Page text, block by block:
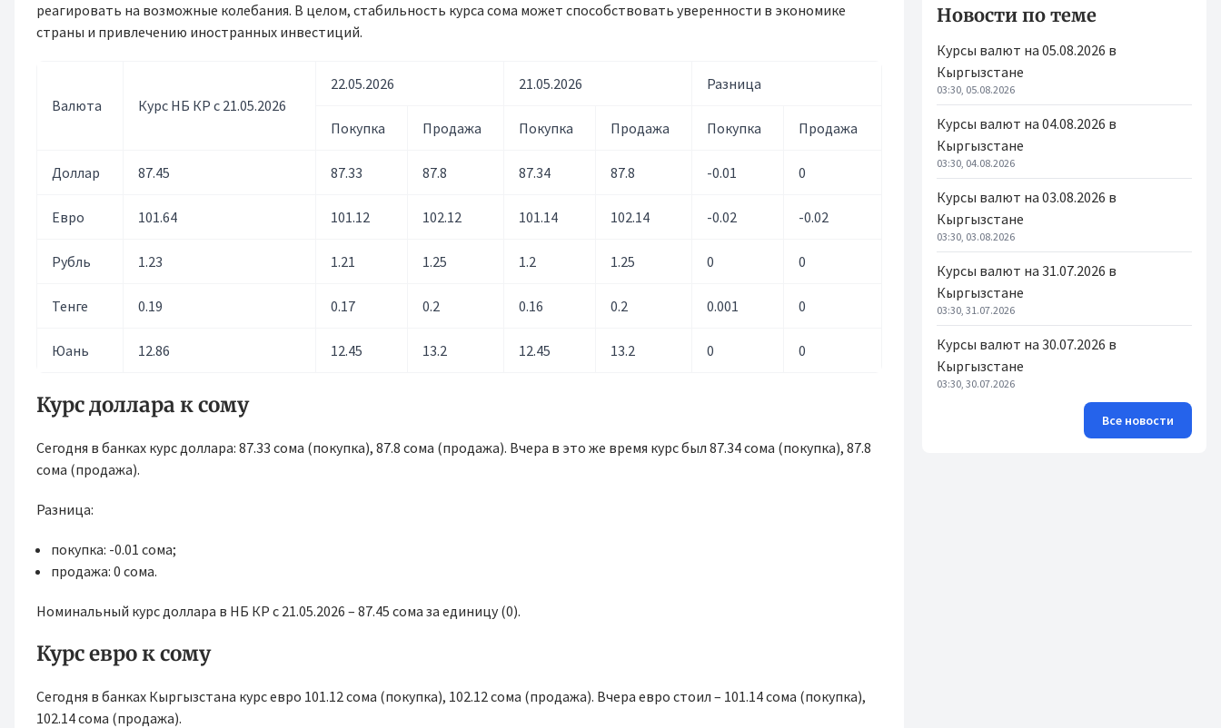
реагировать на возможные колебания. В целом, стабильность курса сома может способствовать уверенности в экономике
страны и привлечению иностранных инвестиций.
Валюта Курс НБ КР с 21.05.2026
22.05.2026 21.05.2026 Разница
Покупка Продажа Покупка Продажа Покупка Продажа
Доллар 87.45 87.33 87.8 87.34 87.8 -0.01 0
Евро 101.64 101.12 102.12 101.14 102.14 -0.02 -0.02
Рубль 1.23 1.21 1.25 1.2 1.25 0 0
Тенге 0.19 0.17 0.2 0.16 0.2 0.001 0
Юань 12.86 12.45 13.2 12.45 13.2 0 0
Курс доллара к сому
Сегодня в банках курс доллара: 87.33 сома (покупка), 87.8 сома (продажа). Вчера в это же время курс был 87.34 сома (покупка), 87.8
сома (продажа).
Разница:
покупка: -0.01 сома;
продажа: 0 сома.
Номинальный курс доллара в НБ КР с 21.05.2026 – 87.45 сома за единицу (0).
Курс евро к сому
Сегодня в банках Кыргызстана курс евро 101.12 сома (покупка), 102.12 сома (продажа). Вчера евро стоил – 101.14 сома (покупка),
102.14 сома (продажа).
Новости по теме
Курсы валют на 05.08.2026 в
Кыргызстане
03:30, 05.08.2026
Курсы валют на 04.08.2026 в
Кыргызстане
03:30, 04.08.2026
Курсы валют на 03.08.2026 в
Кыргызстане
03:30, 03.08.2026
Курсы валют на 31.07.2026 в
Кыргызстане
03:30, 31.07.2026
Курсы валют на 30.07.2026 в
Кыргызстане
03:30, 30.07.2026
Все новости